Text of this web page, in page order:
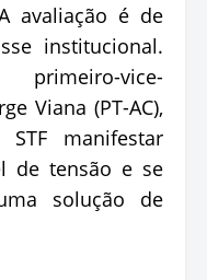
avaliação é de
institucional.
vice-
Viana (PT-AC),
manifestar
de tensão e se
solução de